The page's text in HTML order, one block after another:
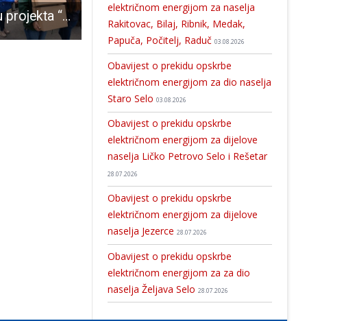
U sklopu projekta “Za bolji život u Ličko-senjskoj županiji” dodijeljeni paketi kućanskih i osnovnih higijenskih potrepština krajnjim korisnicima U Otočcu će se održati trodnevna arheološka radionica “Život u prapovijesti”
električnom energijom za naselja
Rakitovac, Bilaj, Ribnik, Medak,
Papuča, Počitelj, Raduč 03.08.2026
Obavijest o prekidu opskrbe
električnom energijom za dio naselja
Staro Selo 03.08.2026
Obavijest o prekidu opskrbe
električnom energijom za dijelove
naselja Ličko Petrovo Selo i Rešetar
28.07.2026
Obavijest o prekidu opskrbe
električnom energijom za dijelove
naselja Jezerce 28.07.2026
Obavijest o prekidu opskrbe
električnom energijom za za dio
naselja Željava Selo 28.07.2026